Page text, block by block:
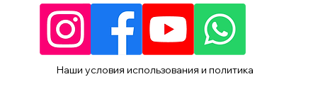
Наши условия использования и политика